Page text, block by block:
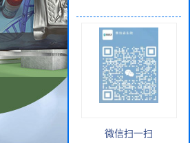
微信扫一扫